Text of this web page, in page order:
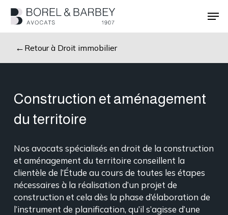
Retour à Droit immobilier
Construction et aménagement
du territoire
Nos avocats spécialisés en droit de la construction
et aménagement du territoire conseillent la
clientèle de l’Étude au cours de toutes les étapes
nécessaires à la réalisation d’un projet de
construction et cela dès la phase d’élaboration de
l’instrument de planification, qu’il s’agisse d’une